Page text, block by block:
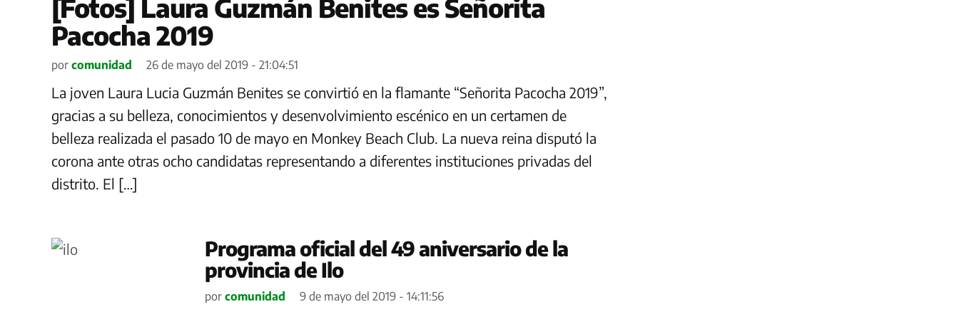
[Fotos] Laura Guzmán Benites es Señorita
Pacocha 2019
por comunidad 26 de mayo del 2019 - 21:04:51
La joven Laura Lucia Guzmán Benites se convirtió en la flamante “Señorita Pacocha 2019”,
gracias a su belleza, conocimientos y desenvolvimiento escénico en un certamen de
belleza realizada el pasado 10 de mayo en Monkey Beach Club. La nueva reina disputó la
corona ante otras ocho candidatas representando a diferentes instituciones privadas del
distrito. El […]
Programa oficial del 49 aniversario de la
provincia de Ilo
por comunidad 9 de mayo del 2019 - 14:11:56